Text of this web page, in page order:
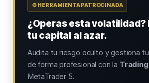
⚙️ HERRAMIENTA PATROCINADA
¿Operas esta volatilidad?
tu capital al azar.
Audita tu riesgo oculto y gestiona
de forma profesional con la
MetaTrader 5.